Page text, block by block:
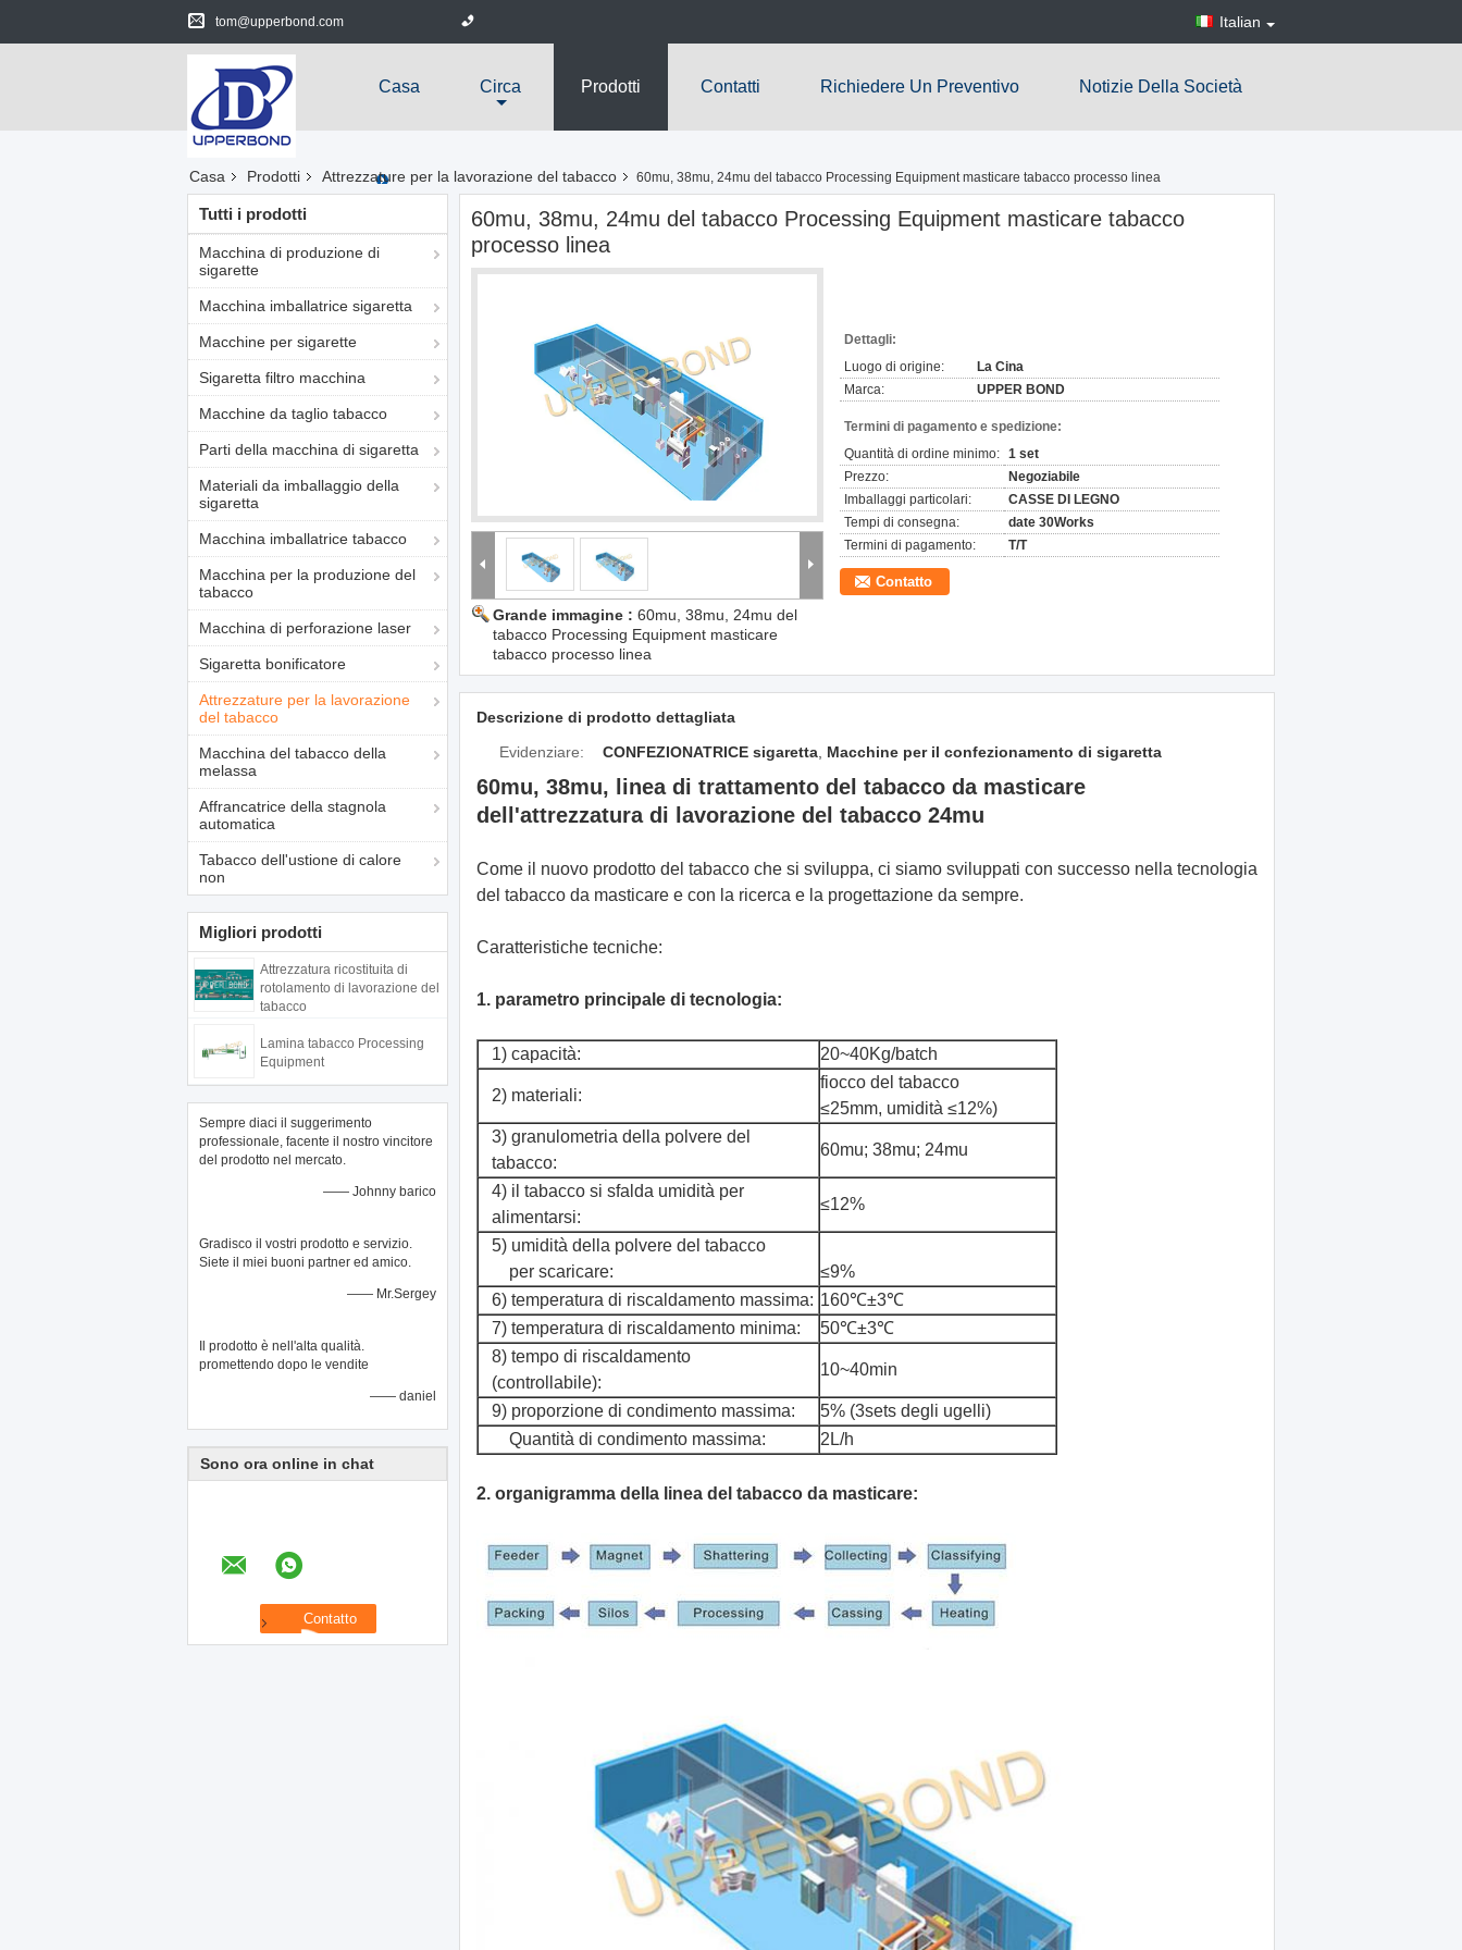
tom@upperbond.com Italian
Casa Circa Prodotti Contatti Richiedere Un Preventivo Notizie Della Società
Casa Prodotti Attrezzature per la lavorazione del tabacco 60mu, 38mu, 24mu del tabacco Processing Equipment masticare tabacco processo linea
Tutti i prodotti
Macchina di produzione di
sigarette
Macchina imballatrice sigaretta
Macchine per sigarette
Sigaretta filtro macchina
Macchine da taglio tabacco
Parti della macchina di sigaretta
Materiali da imballaggio della
sigaretta
Macchina imballatrice tabacco
Macchina per la produzione del
tabacco
Macchina di perforazione laser
Sigaretta bonificatore
Attrezzature per la lavorazione
del tabacco
Macchina del tabacco della
melassa
Affrancatrice della stagnola
automatica
Tabacco dell'ustione di calore
non
Migliori prodotti
Attrezzatura ricostituita di
rotolamento di lavorazione del
tabacco
Lamina tabacco Processing
Equipment
Sempre diaci il suggerimento
professionale, facente il nostro vincitore
del prodotto nel mercato.
—— Johnny barico
Gradisco il vostri prodotto e servizio.
Siete il miei buoni partner ed amico.
—— Mr.Sergey
Il prodotto è nell'alta qualità.
promettendo dopo le vendite
—— daniel
Sono ora online in chat
60mu, 38mu, 24mu del tabacco Processing Equipment masticare tabacco
processo linea
Grande immagine : 60mu, 38mu, 24mu del
tabacco Processing Equipment masticare
tabacco processo linea
Dettagli:
Luogo di origine:
La Cina
Marca:
UPPER BOND
Termini di pagamento e spedizione:
Quantità di ordine minimo: 1 set
Prezzo:
Negoziabile
Imballaggi particolari:
CASSE DI LEGNO
Tempi di consegna:
date 30Works
Termini di pagamento:
T/T
Contatto
Descrizione di prodotto dettagliata
Evidenziare:
CONFEZIONATRICE sigaretta Macchine per il confezionamento di sigaretta
60mu, 38mu, linea di trattamento del tabacco da masticare
dell'attrezzatura di lavorazione del tabacco 24mu
Come il nuovo prodotto del tabacco che si sviluppa, ci siamo sviluppati con successo nella tecnologia
del tabacco da masticare e con la ricerca e la progettazione da sempre.
Caratteristiche tecniche:
1. parametro principale di tecnologia:
1) capacità: 20~40Kg/batch
2) materiali:
fiocco del tabacco
≤25mm, umidità ≤12%)
3) granulometria della polvere del
tabacco:
60mu; 38mu; 24mu
4) il tabacco si sfalda umidità per
alimentarsi:
≤12%
5) umidità della polvere del tabacco
per scaricare:
≤9%
6) temperatura di riscaldamento massima: 160℃±3℃
7) temperatura di riscaldamento minima:
50℃±3℃
8) tempo di riscaldamento
(controllabile):
10~40min
9) proporzione di condimento massima:
5% (3sets degli ugelli)
Quantità di condimento massima:
2L/h
2. organigramma della linea del tabacco da masticare: